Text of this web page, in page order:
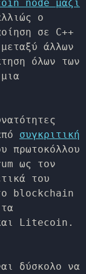
node μαζί
ο
σε C++
άλλων
όλων των
συγκριτική
πρωτοκόλλου
ως τον
του
blockchain
Litecoin.
δύσκολο να